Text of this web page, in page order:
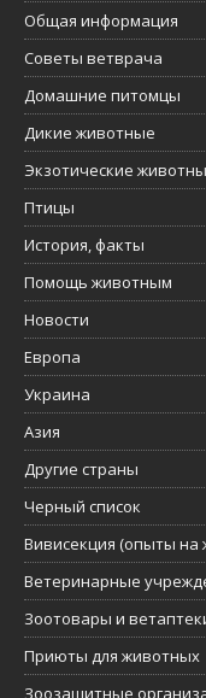
Общая информация
Советы ветврача
Домашние питомцы
Дикие животные
Экзотические
Птицы
История, факты
Помощь животным
Новости
Европа
Украина
Азия
Другие страны
Черный список
Вивисекция (опыты на
Ветеринарные
Зоотовары и
Приюты для животных